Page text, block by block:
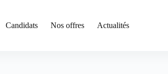
Candidats Nos offres Actualités